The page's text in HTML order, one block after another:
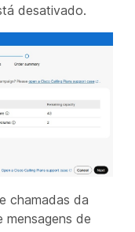
desativado.
chamadas da
mensagens de